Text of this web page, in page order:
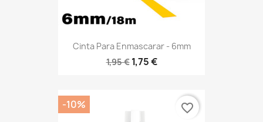
Cinta Para Enmascarar - 6mm
1,95 € 1,75 €
-10% favorite_border